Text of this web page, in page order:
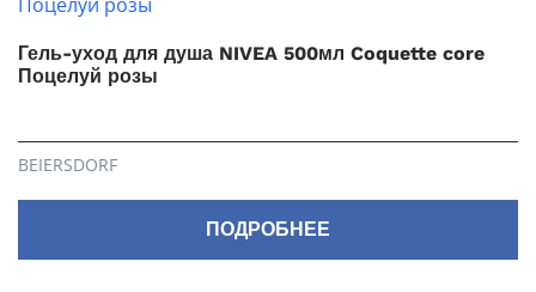
Гель-уход для душа NIVEA 500мл Coquette core
Поцелуй розы
BEIERSDORF
ПОДРОБНЕЕ